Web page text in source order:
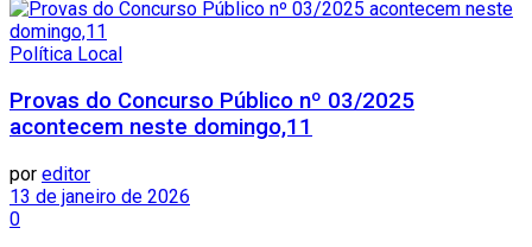
Política Local
Provas do Concurso Público nº 03/2025
acontecem neste domingo,11
por editor
13 de janeiro de 2026
0